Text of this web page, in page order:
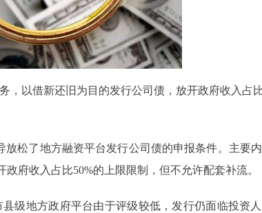
以借新还旧为目的发行公司债，放开政府收入占
松了地方融资平台发行公司债的申报条件。主要内
府收入占比50%的上限限制，但不允许配套补流。
级地方政府平台由于评级较低，发行仍面临投资